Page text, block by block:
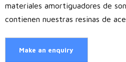
materiales amortiguadores de
contienen nuestras resinas de